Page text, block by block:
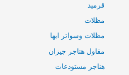
قرميد
مظلات
مظلات وسواتر ابها
مقاول هناجر جيزان
هناجر مستودعات